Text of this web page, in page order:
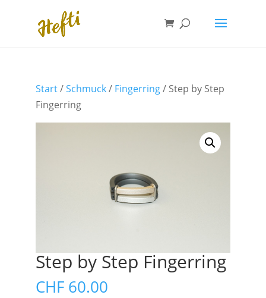
Start/Schmuck/ Fingerring/ Step by Step
Fingerring
Step by Step Fingerring
CHF60.00